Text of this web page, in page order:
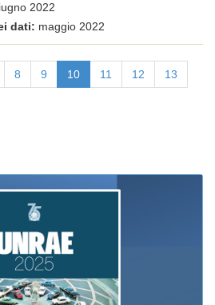
2022
dati: maggio 2022
8 9 10 11 12 13